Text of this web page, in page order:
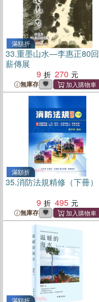
滿額折
33.重墨山水―李惠正80
薪傳展
9
270
無庫存
滿額折
35.消防法規精修（下冊）
9
495
無庫存
滿額折